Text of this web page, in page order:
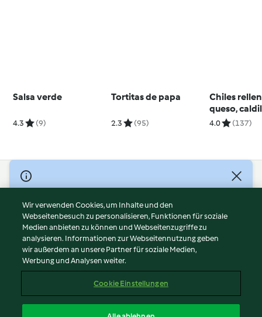
Salsa verde
4.3 (9)
Tortitas de papa
2.3 (95)
Chiles
queso,
y gelatina
4.0 (137)
© Copyright 2026
Nutzungsbedingungen
Datenschutzrichtlinien
Disclaimer
Impressum
Cookies
Abo kündigen
Wir verwenden Cookies, um Inhalte und den
Webseitenbesuch zu personalisieren, Funktionen für soziale
Medien anbieten zu können und Webseitenzugriffe zu
analysieren. Informationen zur Webseitennutzung geben
wir außerdem an unsere Partner für soziale Medien,
Werbung und Analysen weiter.
Cookie Einstellungen